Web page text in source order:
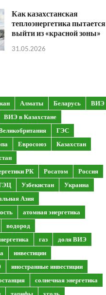
Как казахстанская
теплоэнергетика пытается
выйти из «красной зоны»
31.05.2026
Алматы Беларусь
ВИЭ
ВИЭ в Казахстане
ГЭС
Евросоюз
Казахстан
РК
Росатом
Россия
Узбекистан
Украина
Азия
атомная энергетика
водород
газ
доля ВИЭ
инвестиции
иностранные инвестиции
солнечная энергетика
тарифы уголь